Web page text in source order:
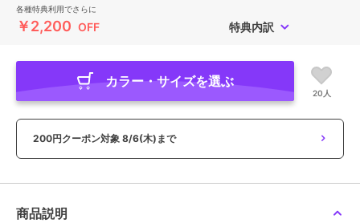
各種特典利用でさらに
￥2,200 OFF 特典内訳
カラー・サイズを選ぶ
20人
200円クーポン対象 8/6(木)まで
商品説明